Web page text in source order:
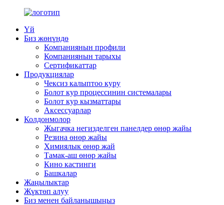
Үй
Биз жөнүндө
Компаниянын профили
Компаниянын тарыхы
Сертификаттар
Продукциялар
Чексиз калыптоо куру
Болот кур процессинин системалары
Болот кур кызматтары
Аксессуарлар
Колдонмолор
Жыгачка негизделген панелдер өнөр жайы
Резина өнөр жайы
Химиялык өнөр жай
Тамак-аш өнөр жайы
Кино кастинги
Башкалар
Жаңылыктар
Жүктөп алуу
Биз менен байланышыңыз